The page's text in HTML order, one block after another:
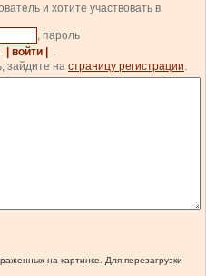
и хотите участвовать в
, пароль
| войти |
зайдите на страницу регистрации
на картинке. Для перезагрузки